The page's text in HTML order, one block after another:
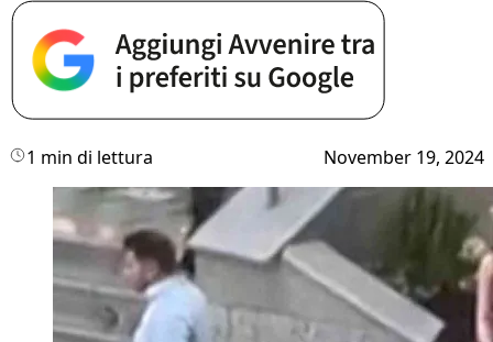
1 min di lettura November 19, 2024